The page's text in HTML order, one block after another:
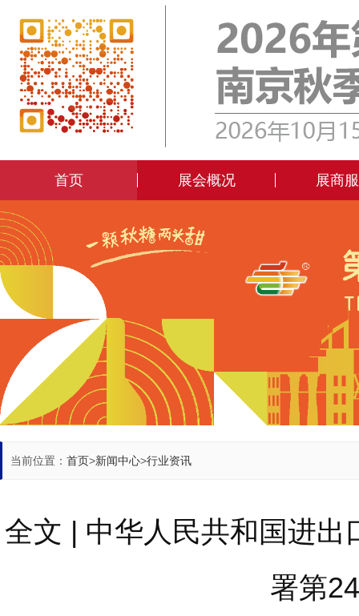
首页 展会概况 展商
当前位置： 首页>新闻中心>行业资讯
全文 | 中华人民共和国进
署第